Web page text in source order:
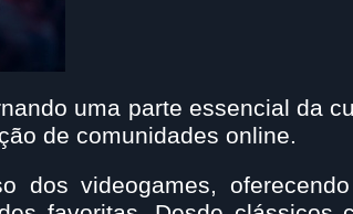
uma parte essencial da
de comunidades online.
dos videogames,